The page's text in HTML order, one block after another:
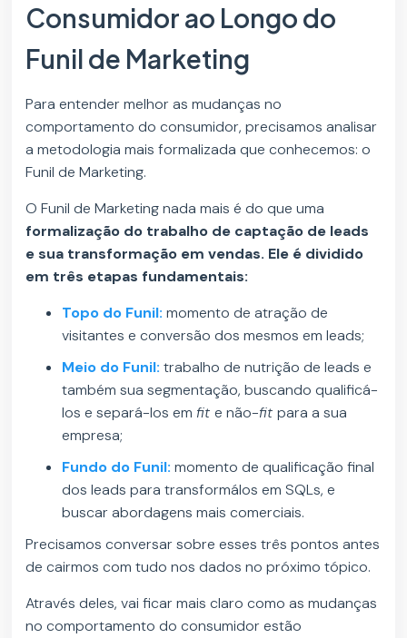
Consumidor ao Longo do
Funil de Marketing
Para entender melhor as mudanças no
comportamento do consumidor, precisamos analisar
a metodologia mais formalizada que conhecemos: o
Funil de Marketing.
O Funil de Marketing nada mais é do que uma
formalização do trabalho de captação de leads
e sua transformação em vendas. Ele é dividido
em três etapas fundamentais:
Topo do Funil: momento de atração de
visitantes e conversão dos mesmos em leads;
Meio do Funil: trabalho de nutrição de leads e
também sua segmentação, buscando qualificá-
los e separá-los em fite não-fitpara a sua
empresa;
Fundo do Funil: momento de qualificação final
dos leads para transformálos em SQLs, e
buscar abordagens mais comerciais.
Precisamos conversar sobre esses três pontos antes
de cairmos com tudo nos dados no próximo tópico.
Através deles, vai ficar mais claro como as mudanças
no comportamento do consumidor estão